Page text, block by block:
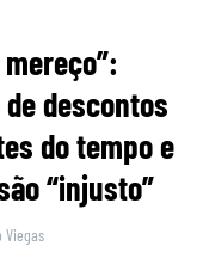
descontos
do tempo e
“injusto”
Viegas